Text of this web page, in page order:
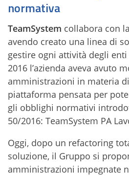
normativa
TeamSystem collabora con
avendo creato una linea di
gestire ogni attività degli
2016 l’azienda aveva avuto
amministrazioni in materia
piattaforma pensata per
gli obblighi normativi
50/2016: TeamSystem PA
Oggi, dopo un refactoring
soluzione, il Gruppo si
amministrazioni impegnate